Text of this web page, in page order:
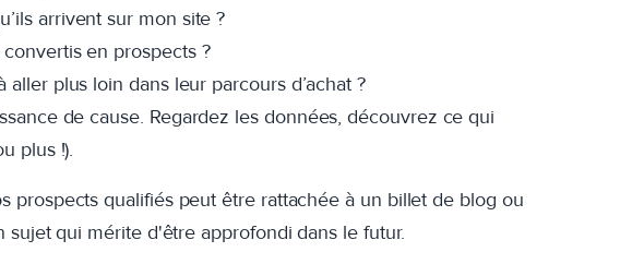
arrivent sur mon site ?
en prospects ?
plus loin dans leur parcours d’achat ?
de cause. Regardez les données, découvrez ce qui
plus !).
prospects qualifiés peut être rattachée à un billet de blog ou
qui mérite d'être approfondi dans le futur.